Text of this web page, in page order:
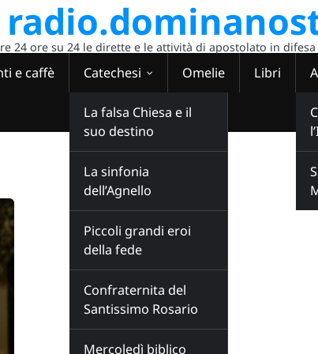
24 ore su 24 le dirette e le attività di apostolato in
e caffè Catechesi
La falsa Chiesa e il
suo destino
La sinfonia
dell’Agnello
Piccoli grandi eroi
della fede
Confraternita del
Santissimo Rosario
Mercoledì biblico
Omelie Libri